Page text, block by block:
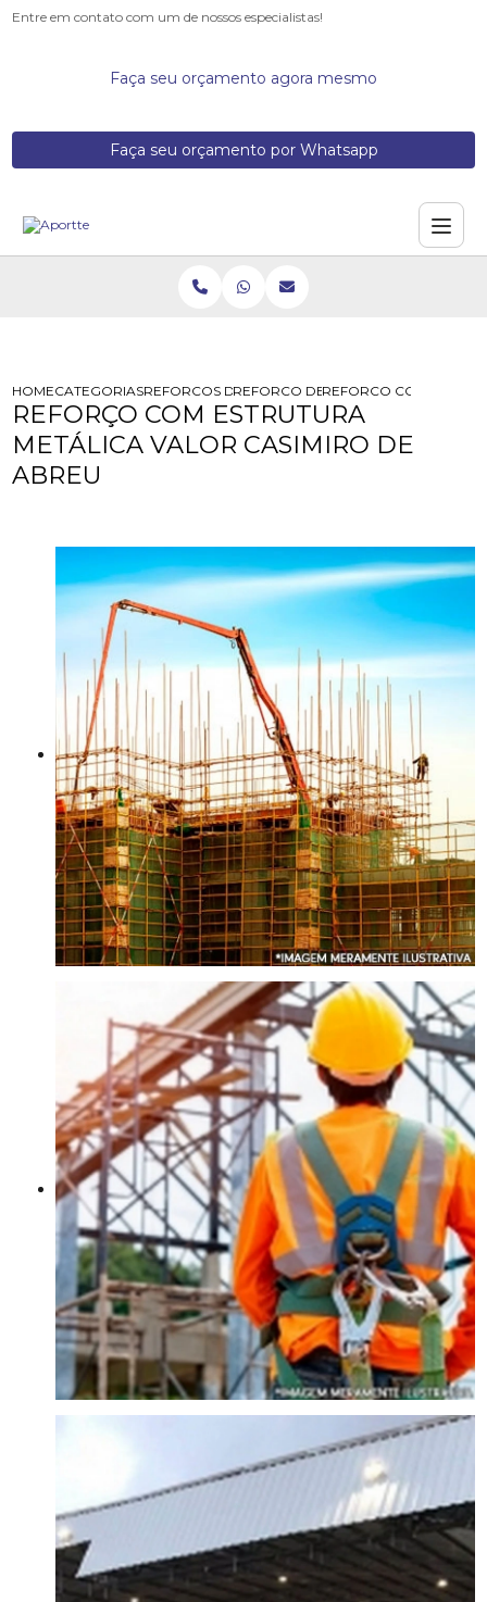
Entre em contato com um de nossos especialistas!
Faça seu orçamento agora mesmo
Faça seu orçamento por Whatsapp
HOMECATEGORIASREFORCOS DE ESTRUTURA
REFORCO DE ESTRUTURA ACIMA DE
REFORCO COM
REFORÇO COM ESTRUTURA
METÁLICA VALOR CASIMIRO DE
ABREU